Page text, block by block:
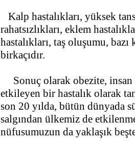
Kalp hastalıkları, yüksek
rahatsızlıkları, eklem
hastalıkları, taş oluşumu,
birkaçıdır.
Sonuç olarak obezite, insan
etkileyen bir hastalık olarak
son 20 yılda, bütün dünyada
salgından ülkemiz de
nüfusumuzun da yaklaşık